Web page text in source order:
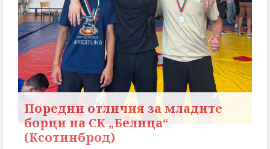
Поредни отличия за младите
борци на СК „Белица“
(Ксотинброд)